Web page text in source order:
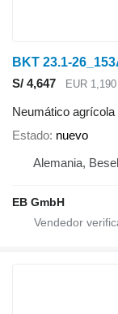
S/ 4,647 EUR 1,190
Neumático
Estado nuevo
Alemania,
EB GmbH